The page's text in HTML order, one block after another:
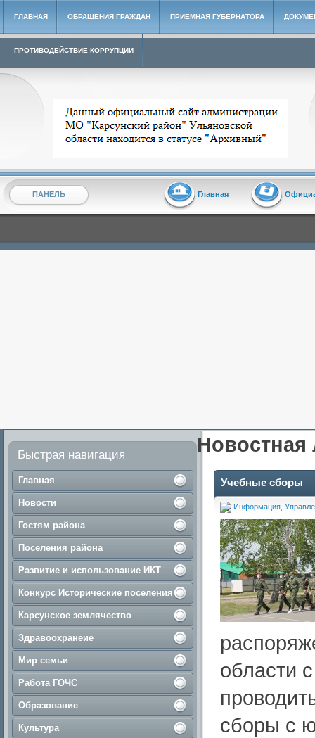
ГЛАВНАЯ ОБРАЩЕНИЯ ГРАЖДАН ПРИЕМНАЯ ГУБЕРНАТОРА
ПРОТИВОДЕЙСТВИЕ КОРРУПЦИИ
Архивный сайт администрации МО "Карсунский район"
ПАНЕЛЬ Главная
Быстрая навигация
Главная
Новости
Гостям района
Поселения района
Развитие и использование ИКТ
Конкурс Исторические поселения
Карсунское землячество
Здравоохранеие
Мир семьи
Работа ГОЧС
Образование
Культура
Новостная
Учебные сборы
Информация
области
сборы с